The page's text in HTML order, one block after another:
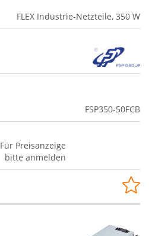
FLEX Industrie-Netzteile, 350 W
FSP350-50FCB
Für Preisanzeige
bitte anmelden